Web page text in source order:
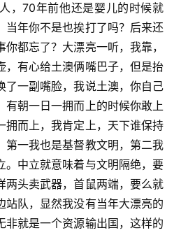
，70年前他还是婴儿的时候就
当年你不是也挨打了吗？后来还
都忘了？大漂亮一听，我靠，
，有心给土澳俩嘴巴子，但是抬
了一副嘴脸，我说土澳，你自己
有朝一日一拥而上的时候你敢上
拥而上，我肯定上，天下谁保持
第一我也是基督教文明，第二我
。中立就意味着与文明隔绝，要
两头卖武器，首鼠两端，要么就
站队，显然我没有当年大漂亮的
非就是一个资源输出国，这样的